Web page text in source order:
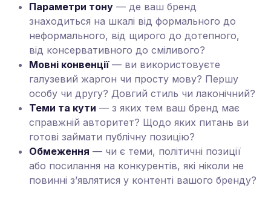
Параметри тону — де ваш бренд
знаходиться на шкалі від формального до
неформального, від щирого до дотепного,
від консервативного до сміливого?
Мовні конвенції— ви використовуєте
галузевий жаргон чи просту мову? Першу
особу чи другу? Довгий стиль чи лаконічний?
Теми та кути — з яких тем ваш бренд має
справжній авторитет? Щодо яких питань ви
готові займати публічну позицію?
Обмеження — чи є теми, політичні позиції
або посилання на конкурентів, які ніколи не
повинні з’являтися у контенті вашого бренду?